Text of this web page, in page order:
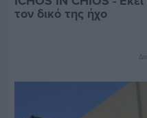
τον δικό της ήχο